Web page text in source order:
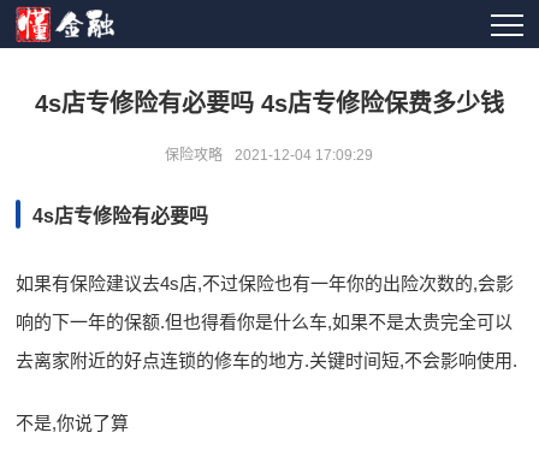
4s店专修险有必要吗 4s店专修险保费多少钱
保险攻略 2021-12-04 17:09:29
4s店专修险有必要吗
如果有保险建议去4s店,不过保险也有一年你的出险次数的,会影
响的下一年的保额.但也得看你是什么车,如果不是太贵完全可以
去离家附近的好点连锁的修车的地方.关键时间短,不会影响使用.
不是,你说了算